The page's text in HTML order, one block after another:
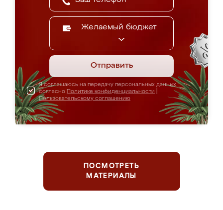
Желаемый бюджет
Отправить
Я соглашаюсь на передачу персональных данных
согласно Политике конфиденциальности
Пользовательскому соглашению
ПОСМОТРЕТЬ
МАТЕРИАЛЫ